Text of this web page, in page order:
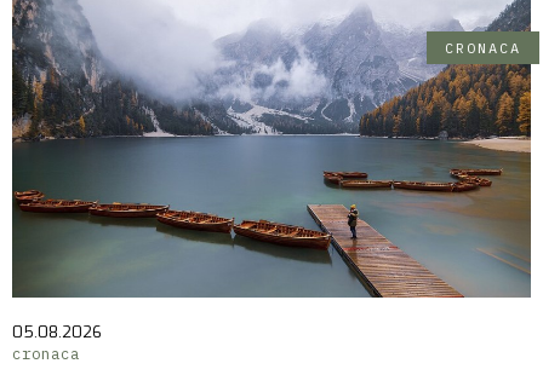
CRONACA
05.08.2026
cronaca